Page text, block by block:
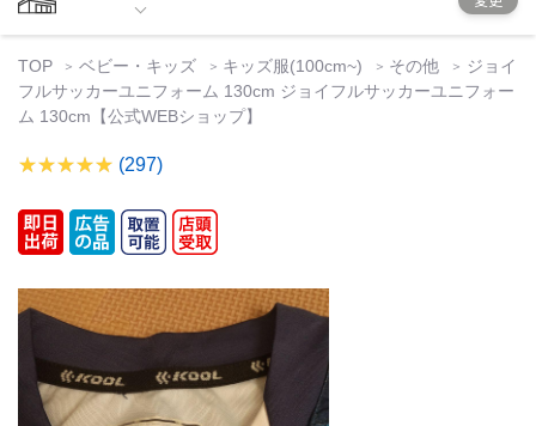
TOP ベビー・キッズ キッズ服(100cm~) その他
ジョイ
フルサッカーユニフォーム 130cm ジョイフルサッカーユニフォー
ム 130cm【公式WEBショップ】
(297)